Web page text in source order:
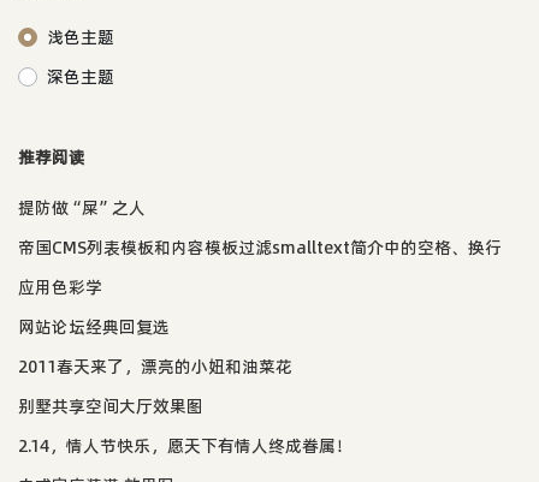
浅色主题
深色主题
推荐阅读
提防做“屎”之人
帝国CMS列表模板和内容模板过滤smalltext简介中的空格、换行
应用色彩学
网站论坛经典回复选
2011春天来了，漂亮的小妞和油菜花
别墅共享空间大厅效果图
2.14，情人节快乐，愿天下有情人终成眷属！